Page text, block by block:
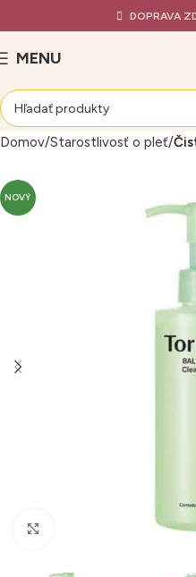
DOPRAVA
MENU
Domov Starostlivosť o pleť
NOVÝ
Klikni pre zväčšenie